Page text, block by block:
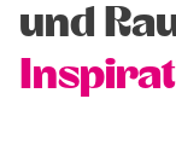
und